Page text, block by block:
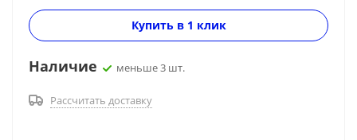
Купить в 1 клик
Наличие меньше 3 шт.
Рассчитать доставку